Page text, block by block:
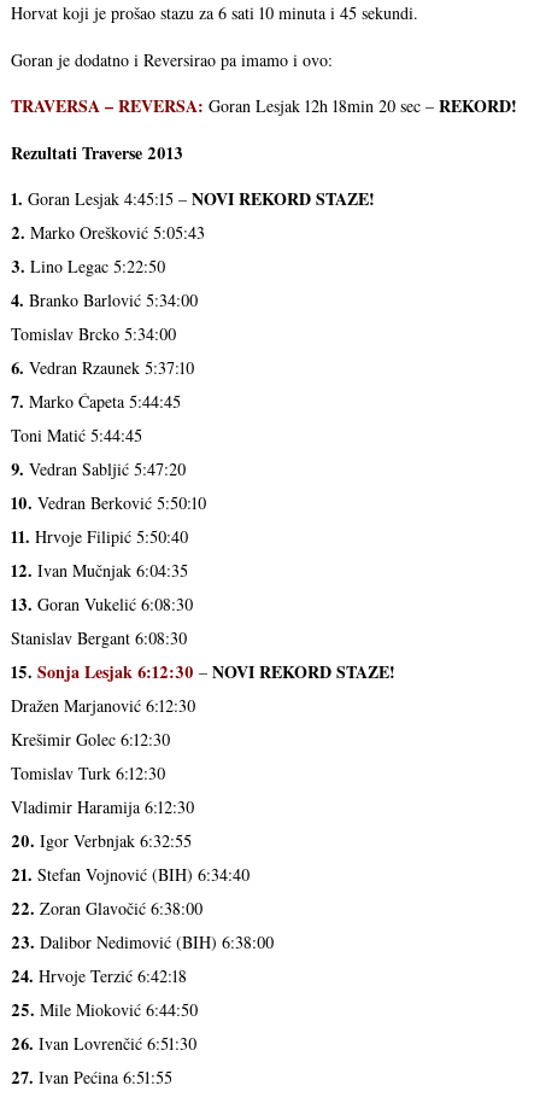
Horvat koji je prošao stazu za 6 sati 10 minuta i 45 sekundi.
Goran je dodatno i Reversirao pa imamo i ovo:
TRAVERSA – REVERSA: Goran Lesjak 12h 18min 20 sec – REKORD!
Rezultati Traverse 2013
1. Goran Lesjak 4:45:15 – NOVI REKORD STAZE!
2. Marko Orešković 5:05:43
3. Lino Legac 5:22:50
4. Branko Barlović 5:34:00
Tomislav Brcko 5:34:00
6. Vedran Rzaunek 5:37:10
7. Marko Ćapeta 5:44:45
Toni Matić 5:44:45
9. Vedran Sabljić 5:47:20
10. Vedran Berković 5:50:10
11. Hrvoje Filipić 5:50:40
12. Ivan Mučnjak 6:04:35
13. Goran Vukelić 6:08:30
Stanislav Bergant 6:08:30
15. Sonja Lesjak 6:12:30 – NOVI REKORD STAZE!
Dražen Marjanović 6:12:30
Krešimir Golec 6:12:30
Tomislav Turk 6:12:30
Vladimir Haramija 6:12:30
20. Igor Verbnjak 6:32:55
21. Stefan Vojnović (BIH) 6:34:40
22. Zoran Glavočić 6:38:00
23. Dalibor Nedimović (BIH) 6:38:00
24. Hrvoje Terzić 6:42:18
25. Mile Mioković 6:44:50
26. Ivan Lovrenčić 6:51:30
27. Ivan Pećina 6:51:55